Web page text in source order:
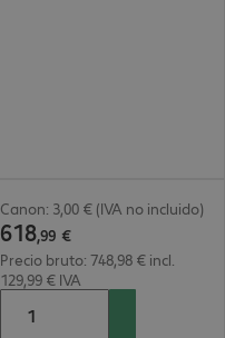
Canon: 3,00 € (IVA no incluido)
618,99 €
Precio bruto: 748,98 € incl.
129,99 € IVA